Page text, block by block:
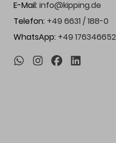
E-Mail:info@kipping.de
Telefon: +49 6631 / 188-0
WhatsApp: +49